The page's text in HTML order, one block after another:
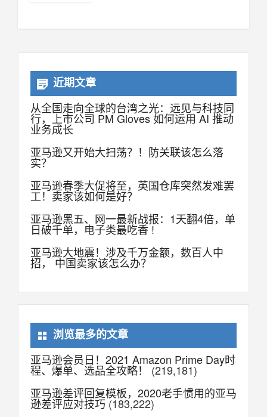
近期文章
从全国走向全球的台湾之光：远见与科技同
行，上市公司 PM Gloves 如何运用 AI 推动
业务成长
亚马逊又开始大扫荡？！防关联该怎么落
实？
亚马逊春季大促将至，英国仓库突然发难罢
工！卖家该如何是好？
亚马逊黑五、网一最新战报：1天翻4倍，单
日破千单，电子类最吃香 !
亚马逊大地震！涉及千万金额，数百人中
招， 中国卖家该怎么办？
浏览最多的文章
亚马逊会员日！2021 Amazon Prime Day时
程、爆单、选品全攻略！
(219,181)
亚马逊差评回复模板，2020老手惯用的亚马
逊差评应对技巧(183,222)